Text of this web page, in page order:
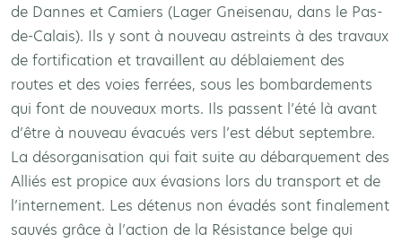
de Dannes et Camiers (Lager Gneisenau, dans le Pas-
de-Calais). Ils y sont à nouveau astreints à des travaux
de fortification et travaillent au déblaiement des
routes et des voies ferrées, sous les bombardements
qui font de nouveaux morts. Ils passent l’été là avant
d’être à nouveau évacués vers l’est début septembre.
La désorganisation qui fait suite au débarquement des
Alliés est propice aux évasions lors du transport et de
l’internement. Les détenus non évadés sont finalement
sauvés grâce à l’action de la Résistance belge qui